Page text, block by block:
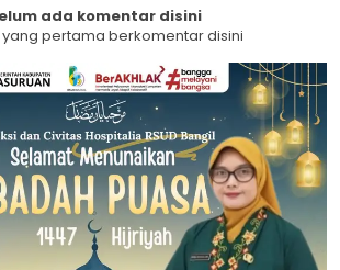
ada komentar disini
pertama berkomentar disini